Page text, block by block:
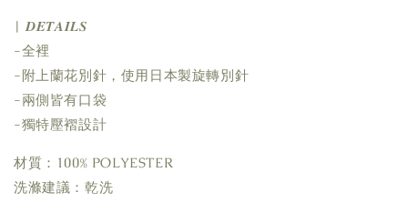
| 𝑫𝑬𝑻𝑨𝑰𝑳𝑺
-全裡
-附上蘭花別針，使用日本製旋轉別針
-兩側皆有口袋
-獨特壓褶設計
材質：100% POLYESTER
洗滌建議：乾洗